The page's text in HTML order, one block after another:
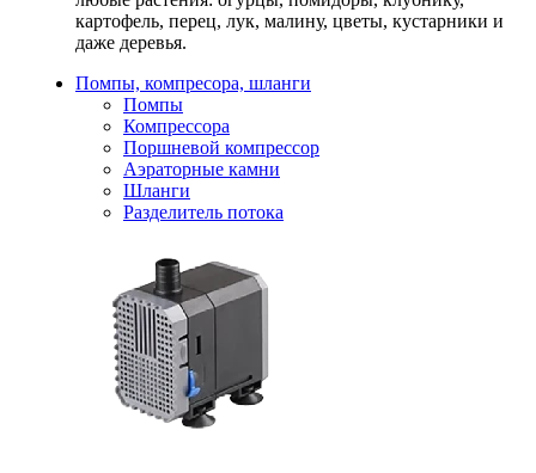
картофель, перец, лук, малину, цветы, кустарники и
даже деревья.
Помпы, компресора, шланги
Помпы
Компрессора
Поршневой компрессор
Аэраторные камни
Шланги
Разделитель потока